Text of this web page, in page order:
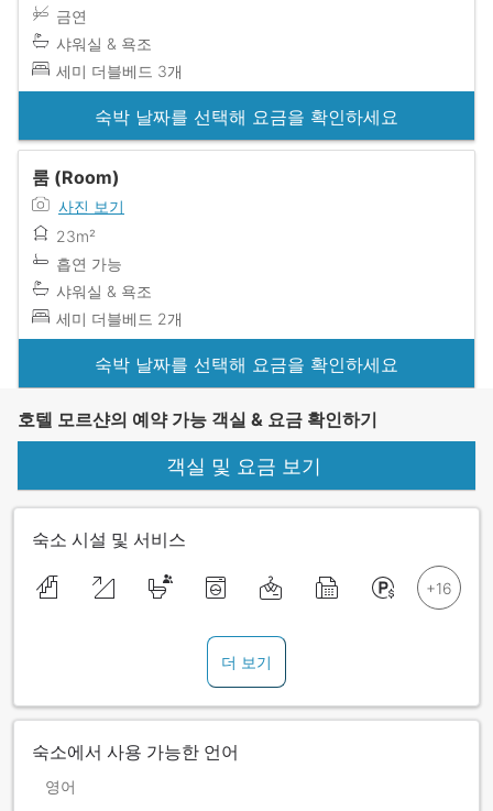
금연
샤워실 & 욕조
세미 더블베드 3개
숙박 날짜를 선택해 요금을 확인하세요
룸 (Room)
사진 보기
23m²
흡연 가능
샤워실 & 욕조
세미 더블베드 2개
숙박 날짜를 선택해 요금을 확인하세요
호텔 모르샨의 예약 가능 객실 & 요금 확인하기
객실 및 요금 보기
숙소 시설 및 서비스
더 보기
숙소에서 사용 가능한 언어
영어